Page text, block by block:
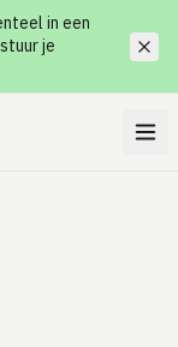
in een
je